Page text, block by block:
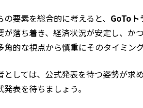
の要素を総合的に考えると、 GoToト
が落ち着き、経済状況が安定し、か
角的な視点から慎重にそのタイミン
としては、公式発表を待つ姿勢が求
発表を待ちましょう。